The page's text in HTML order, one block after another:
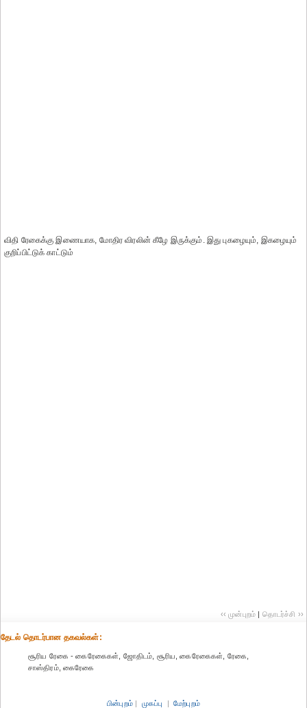
விதி ரேகைக்கு இணையாக, மோதிர விரலின் கீழே இருக்கும். இது புகழையும், இகழையும்
குறிப்பிட்டுக் காட்டும்
‹‹ முன்புறம் | தொடர்ச்சி ››
தேட‌ல் தொட‌ர்பான தகவ‌ல்க‌ள்:
சூரிய ரேகை - கைரேகைகள், ஜோதிடம், சூரிய, கைரேகைகள், ரேகை,
சாஸ்திரம், கைரேகை
பின்புறம் | முகப்பு | மேற்புறம்